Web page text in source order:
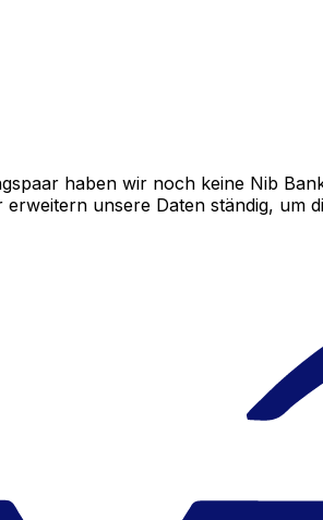
haben wir noch keine Nib
erweitern unsere Daten ständig, um